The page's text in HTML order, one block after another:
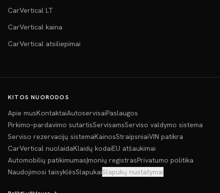
CarVertical LT
CarVertical kaina
CarVertical atsiliepimai
KITOS NUORODOS
Apie musKontaktaiAutoservisaiPaslaugos
Pirkimo–pardavimo sutartisServisamsServiso valdymo sistema
Serviso rezervacijų sistemaKainosStraipsniaiVIN patikra
CarVertical nuolaidaKlaidų kodaiEU atšaukimai
Automobilių patikimumasĮmonių registrasPrivatumo politika
Naudojimosi taisyklėsSlapukaiSlapukų nustatymai